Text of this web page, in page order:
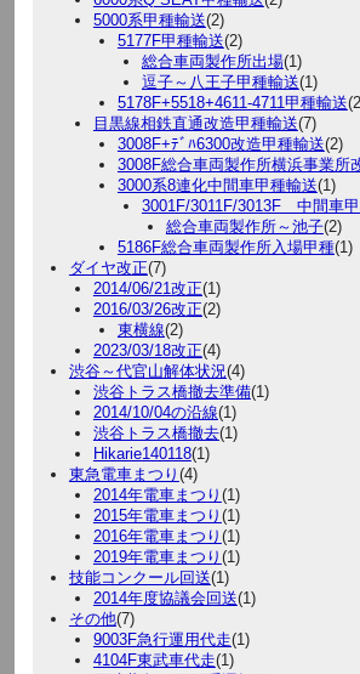
5000系甲種輸送(2)
5177F甲種輸送(2)
総合車両製作所出場(1)
逗子～八王子甲種輸送(1)
5178F+5518+4611-4711甲種輸送
目黒線相鉄直通改造甲種輸送(7)
3008F+ﾃﾞﾊ6300改造甲種輸送(2)
3008F総合車両製作所横浜事業所
3000系8連化中間車甲種輸送(1)
3001F/3011F/3013F 中間車
総合車両製作所～池子(2)
5186F総合車両製作所入場甲種(1)
ダイヤ改正(7)
2014/06/21改正(1)
2016/03/26改正(2)
東横線(2)
2023/03/18改正(4)
渋谷～代官山解体状況(4)
渋谷トラス橋撤去準備(1)
2014/10/04の沿線(1)
渋谷トラス橋撤去(1)
Hikarie140118(1)
東急電車まつり (4)
2014年電車まつり (1)
2015年電車まつり (1)
2016年電車まつり (1)
2019年電車まつり (1)
技能コンクール回送(1)
2014年度協議会回送(1)
その他(7)
9003F急行運用代走(1)
4104F東武車代走(1)